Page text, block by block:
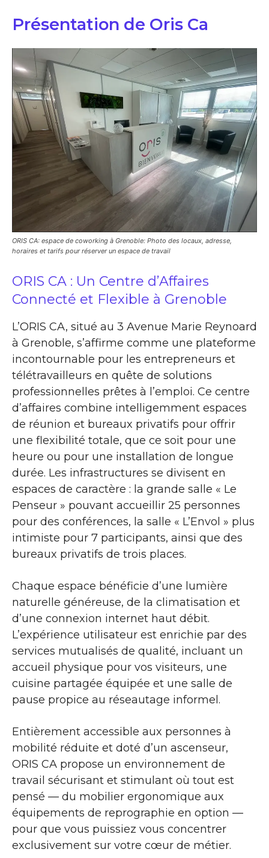
Présentation de Oris Ca
ORIS CA: espace de coworking à Grenoble: Photo des locaux, adresse,
horaires et tarifs pour réserver un espace de travail
ORIS CA : Un Centre d’Affaires
Connecté et Flexible à Grenoble
L’ORIS CA, situé au 3 Avenue Marie Reynoard
à Grenoble, s’affirme comme une plateforme
incontournable pour les entrepreneurs et
télétravailleurs en quête de solutions
professionnelles prêtes à l’emploi. Ce centre
d’affaires combine intelligemment espaces
de réunion et bureaux privatifs pour offrir
une flexibilité totale, que ce soit pour une
heure ou pour une installation de longue
durée. Les infrastructures se divisent en
espaces de caractère : la grande salle « Le
Penseur » pouvant accueillir 25 personnes
pour des conférences, la salle « L’Envol » plus
intimiste pour 7 participants, ainsi que des
bureaux privatifs de trois places.
Chaque espace bénéficie d’une lumière
naturelle généreuse, de la climatisation et
d’une connexion internet haut débit.
L’expérience utilisateur est enrichie par des
services mutualisés de qualité, incluant un
accueil physique pour vos visiteurs, une
cuisine partagée équipée et une salle de
pause propice au réseautage informel.
Entièrement accessible aux personnes à
mobilité réduite et doté d’un ascenseur,
ORIS CA propose un environnement de
travail sécurisant et stimulant où tout est
pensé — du mobilier ergonomique aux
équipements de reprographie en option —
pour que vous puissiez vous concentrer
exclusivement sur votre cœur de métier.